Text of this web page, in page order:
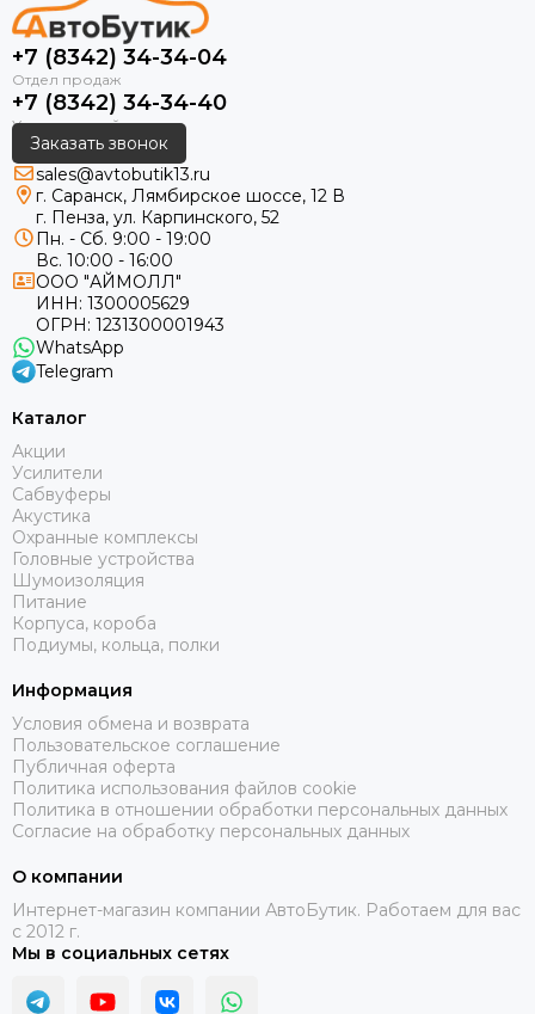
+7 (8342) 34-34-04
+7 (8342) 34-34-40
Заказать звонок
sales@avtobutik13.ru
г. Саранск, Лямбирское шоссе, 12 В
г. Пенза, ул. Карпинского, 52
Пн. - Сб. 9:00 - 19:00
Вс. 10:00 - 16:00
ООО "АЙМОЛЛ"
ИНН: 1300005629
ОГРН: 1231300001943
WhatsApp
Telegram
Каталог
Акции
Усилители
Сабвуферы
Акустика
Охранные комплексы
Головные устройства
Шумоизоляция
Питание
Корпуса, короба
Подиумы, кольца, полки
Информация
Условия обмена и возврата
Пользовательское соглашение
Публичная оферта
Политика использования файлов cookie
Политика в отношении обработки персональных данных
Согласие на обработку персональных данных
О компании
Интернет-магазин компании АвтоБутик. Работаем для вас
с 2012 г.
Мы в социальных сетях